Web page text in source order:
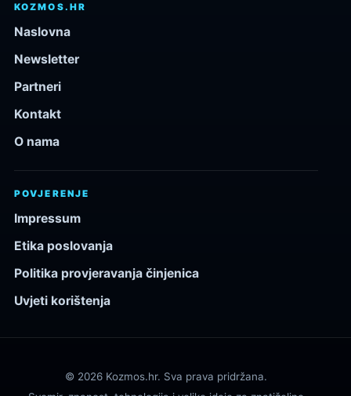
KOZMOS.HR
Naslovna
Newsletter
Partneri
Kontakt
O nama
POVJERENJE
Impressum
Etika poslovanja
Politika provjeravanja činjenica
Uvjeti korištenja
© 2026 Kozmos.hr. Sva prava pridržana.